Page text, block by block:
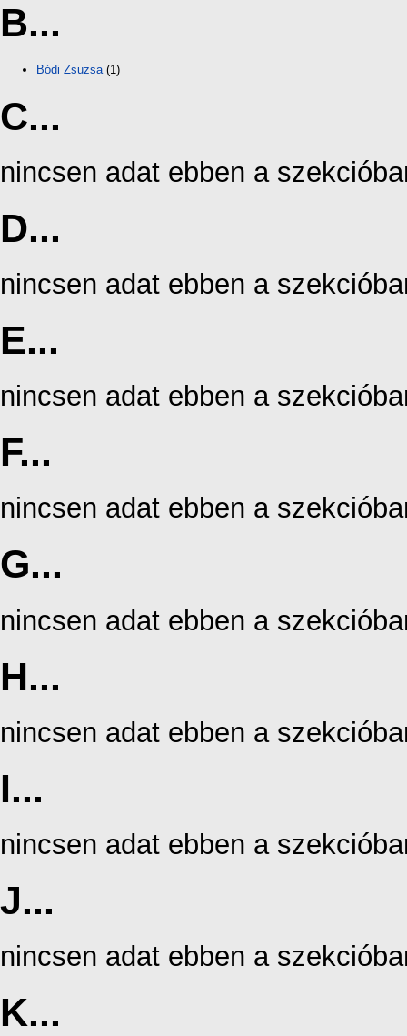
B...
Bódi Zsuzsa(1)
C...
nincsen adat ebben a
D...
nincsen adat ebben a
E...
nincsen adat ebben a
F...
nincsen adat ebben a
G...
nincsen adat ebben a
H...
nincsen adat ebben a
I...
nincsen adat ebben a
J...
nincsen adat ebben a
K...